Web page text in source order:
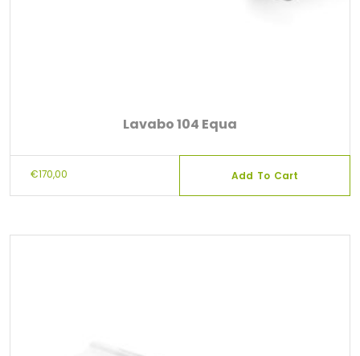
Lavabo 104 Equa
€170,00 Add To Cart